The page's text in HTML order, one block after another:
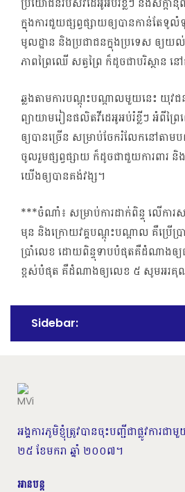
ក្នុងការជួយផ្សព្វផ្សាយឲ្យបានកាន់ត
មូលដ្ឋាន និងប្រជាជនក្នុងប្រទេស ឲ្យយ
ភាពព្រៃឈើ សត្វព្រៃ ក៏ដូចជាបរិស្ថាន ន
ឆ្លងតាមការបណ្តុះបណ្តាលមួយនេះ យុវជ
ព្យាយាមរៀនផលិតវីដេអូអប់រំខ្លីៗ អំពីព្រ
ឲ្យបានច្រើន សម្រាប់ចែករំលែកនៅតាម
ចូលរួមផ្សព្វផ្សាយ ក៏ដូចជាជួយការពារ និ
យើងឲ្យបានគង់វង្ស។
***ចំណាំ៖ សម្រាប់ការដាក់ពិន្ទុ លើកា
មុន និងក្រោយវគ្គបណ្តុះបណ្តាល គឺប្រើប្រ
ប្រាំលេខ ដោយពិន្ទុទាបបំផុតគឺដំណាងឲ្
ខ្ពស់បំផុត​ គឺដំណាងឲ្យលេខ ៥ សូមអរ
Sidebar:
អង្គការភូមិខ្ញុំត្រូវបានចុះបញ្ជីជាផ្លូវការជ
២៥ ខែមករា ឆ្នាំ ២០០៧។
អានបន្ត